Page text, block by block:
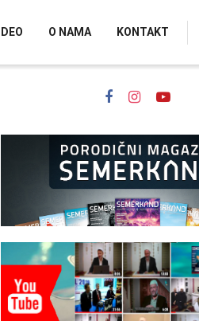
O NAMA KONTAKT